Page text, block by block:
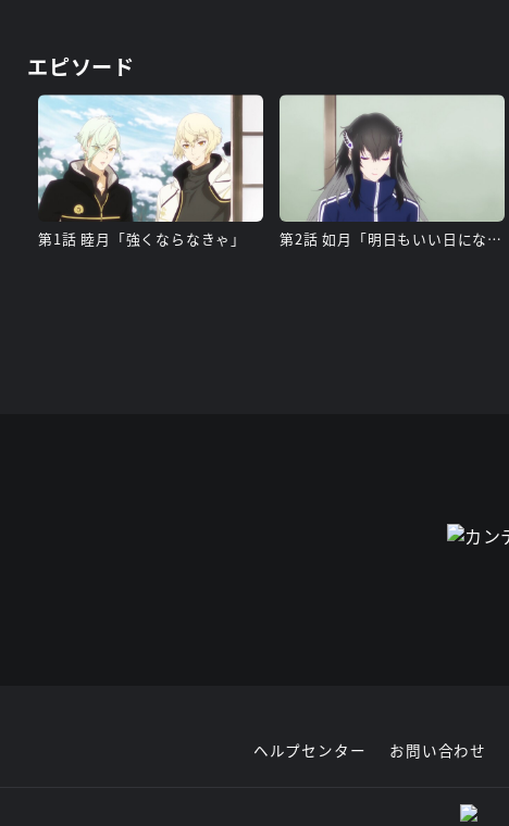
エピソード
第1話 睦月「強くならなきゃ」 第2話 如月「明日もいい日になりますように」
ヘルプセンター お問い合わせ